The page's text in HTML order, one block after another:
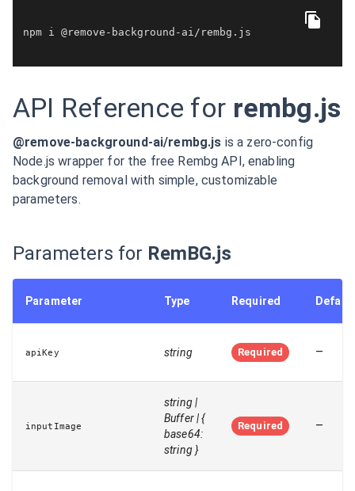
npm i @remove-background-ai/rembg. js
API Reference for rembg.js
@remove-background-ai/rembg.js is a zero-config
Node.js wrapper for the free Rembg API, enabling
background removal with simple, customizable
parameters.
Parameters for RemBG.js
Parameter Type Required
apiKey string Required –
inputImage
string |
Buffer | {
base64:
string }
Required –